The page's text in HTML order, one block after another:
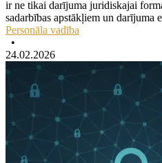
ir ne tikai darījuma juridiskajai
sadarbības apstākļiem un darījuma
Personāla vadība
•
24.02.2026